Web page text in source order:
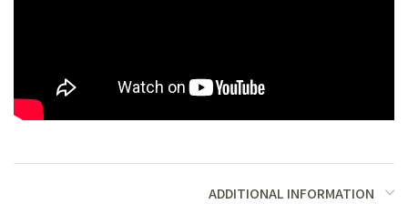
ADDITIONAL INFORMATION